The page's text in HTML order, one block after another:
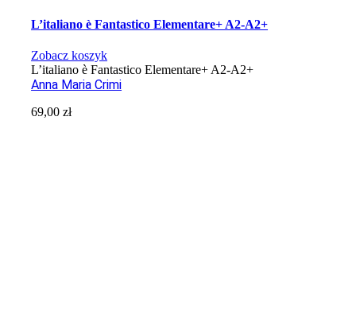
L’italiano è Fantastico Elementare+ A2-A2+
Zobacz koszyk
L’italiano è Fantastico Elementare+ A2-A2+
Anna Maria Crimi
69,00zł